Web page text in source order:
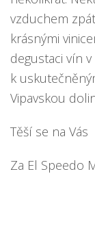
vzduchem
krásnými
degustaci vín
k
Vipavskou
Těší se na Vás
Za El Speedo